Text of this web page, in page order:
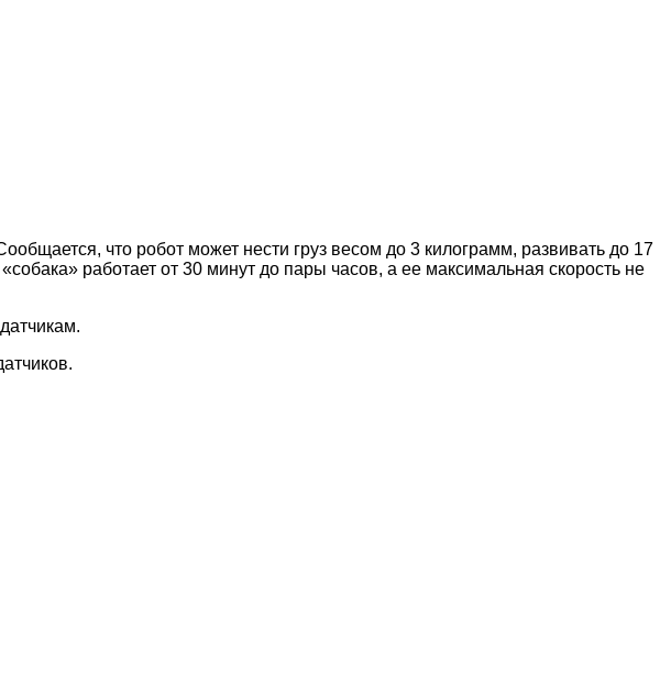
что робот может нести груз весом до 3 килограмм, развивать до 17
работает от 30 минут до пары часов, а ее максимальная скорость не